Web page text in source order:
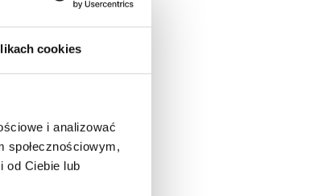
cookies
i analizować
społecznościowym,
od Ciebie lub